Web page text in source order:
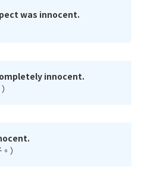
was innocent.
innocent.
）